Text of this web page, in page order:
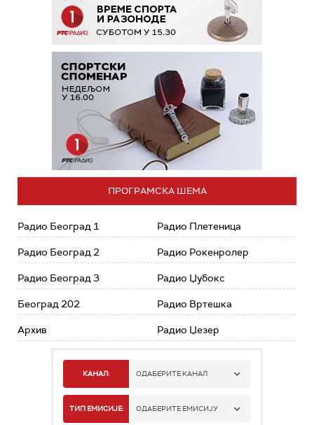
ПРОГРАМСКА ШЕМА
Радио Београд 1
Радио Београд 2
Радио Београд 3
Београд 202
Архив
Радио Плетеница
Радио Рокенролер
Радио Џубокс
Радио Вртешка
Радио Џезер
КАНАЛ: ОДАБЕРИТЕ КАНАЛ
РАДИО БЕОГРАД 1
ТИП ЕМИСИЈЕ: ОДАБЕРИТЕ ЕМИСИЈУ